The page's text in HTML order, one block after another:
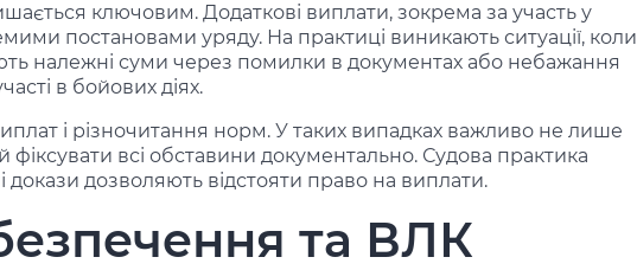
ключовим. Додаткові виплати, зокрема за участь у
постановами уряду. На практиці виникають ситуації, коли
належні суми через помилки в документах або небажання
в бойових діях.
і різночитання норм. У таких випадках важливо не лише
всі обставини документально. Судова практика
дозволяють відстояти право на виплати.
та ВЛК